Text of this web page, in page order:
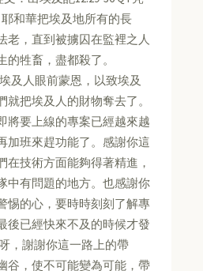
耶和華把埃及地所有的長
老，直到被擄囚在監裡之人
牲畜，盡都殺了。
及人眼前蒙恩，以致埃及
就把埃及人的財物奪去了。
將要上線的專案已經越來越
加班來趕功能了。感謝你這
在技術方面能夠得著精進，
中有問題的地方。也感謝你
惕的心，要時時刻刻了解專
後已經快來不及的時候才發
，謝謝你這一路上的帶
谷，使不可能變為可能，帶